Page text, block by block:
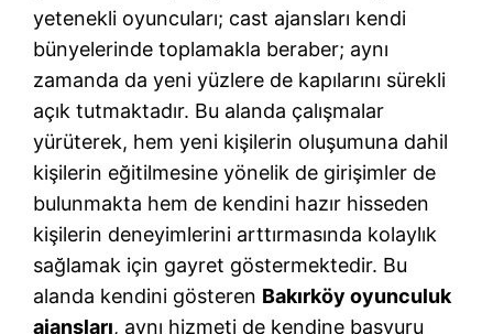
yetenekli oyuncuları; cast ajansları kendi
bünyelerinde toplamakla beraber; aynı
zamanda da yeni yüzlere de kapılarını sürekli
açık tutmaktadır. Bu alanda çalışmalar
yürüterek, hem yeni kişilerin oluşumuna dahil
kişilerin eğitilmesine yönelik de girişimler de
bulunmakta hem de kendini hazır hisseden
kişilerin deneyimlerini arttırmasında kolaylık
sağlamak için gayret göstermektedir. Bu
alanda kendini gösteren Bakırköy oyunculuk
ajansları, aynı hizmeti de kendine başvuru